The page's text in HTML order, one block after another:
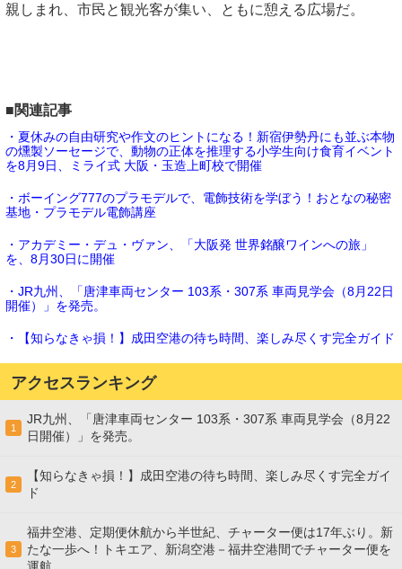
親しまれ、市民と観光客が集い、ともに憩える広場だ。
■関連記事
・夏休みの自由研究や作文のヒントになる！新宿伊勢丹にも並ぶ本物
の燻製ソーセージで、動物の正体を推理する小学生向け食育イベント
を8月9日、ミライ式 大阪・玉造上町校で開催
・ボーイング777のプラモデルで、電飾技術を学ぼう！おとなの秘密
基地・プラモデル電飾講座
・アカデミー・デュ・ヴァン、「大阪発 世界銘醸ワインへの旅」
を、8月30日に開催
・JR九州、「唐津車両センター 103系・307系 車両見学会（8月22日
開催）」を発売。
・【知らなきゃ損！】成田空港の待ち時間、楽しみ尽くす完全ガイド
アクセスランキング
1
JR九州、「唐津車両センター 103系・307系 車両見学会（8月22
日開催）」を発売。
2
【知らなきゃ損！】成田空港の待ち時間、楽しみ尽くす完全ガイ
ド
3
福井空港、定期便休航から半世紀、チャーター便は17年ぶり。新
たな一歩へ！トキエア、新潟空港－福井空港間でチャーター便を
運航